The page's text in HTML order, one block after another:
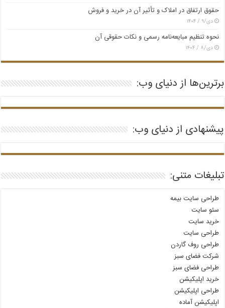
حقوق ارتفاق در املاک و تأثیر آن در خرید و فروش
دی/۹ / ۱۴۰۴
نحوه تنظیم مبایعه‌نامه رسمی و نکات حقوقی آن
دی/۸ / ۱۴۰۴
برترین‌ها از دنیای وب:
پیشنهادی از دنیای وب:
تبلیغات متنی:
طراحی سایت بیمه
سئو سایت
خرید سایت
طراحی سایت
طراحی روف گاردن
شرکت فضای سبز
طراحی فضای سبز
خرید اپلیکیشن
طراحی اپلیکیشن
اپلیکیشن آماده